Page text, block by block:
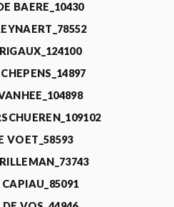
BAERE_10430
VOET_58593